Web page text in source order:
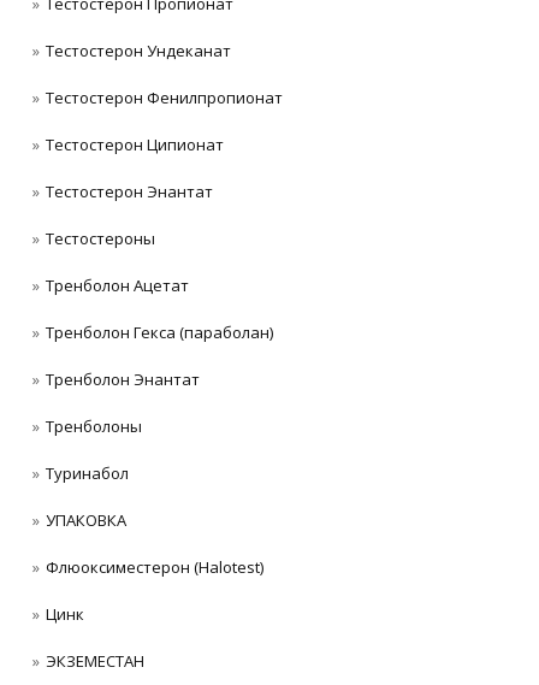
Тестостерон Ундеканат
Тестостерон Фенилпропионат
Тестостерон Ципионат
Тестостерон Энантат
Тестостероны
Тренболон Ацетат
Тренболон Гекса (параболан)
Тренболон Энантат
Тренболоны
Туринабол
УПАКОВКА
Флюоксиместерон (Halotest)
Цинк
ЭКЗЕМЕСТАН